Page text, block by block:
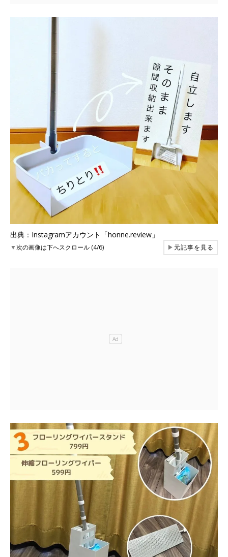
出典：Instagramアカウント「honne.review」
▼次の画像は下へスクロール (4/6) ▶元記事を見る